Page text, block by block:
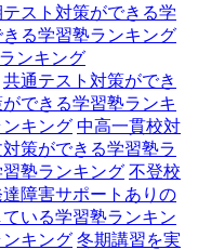
テスト対策ができる学
る学習塾ランキング
ンキング
共通テスト対策ができ
できる学習塾ランキ
キング 中高一貫校対
策ができる学習塾ラ
塾ランキング 不登校
達障害サポートありの
いる学習塾ランキン
キング 冬期講習を実